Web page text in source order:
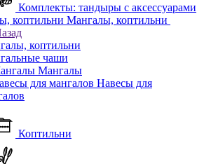
Комплекты: тандыры с аксессуарами
Мангалы, коптильни
коптильни
чаши
Мангалы
Навесы для
Коптильни